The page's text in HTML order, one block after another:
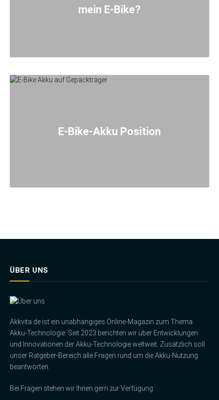
mein E-Bike?
E-Bike-Akku Position
ÜBER UNS
Akkvita.de ist ein unabhängiges Online-Magazin zum Thema
Akku-Technologie. Seit 2023 berichten wir über Entwicklungen
und Innovationen der Akku-Technologie weltweit. Zusätzlich soll
unser Ratgeber-Bereich alle Fragen rund um die Akku-Nutzung
beantworten.
Bei Fragen stehen wir Ihnen gern zur Verfügung: